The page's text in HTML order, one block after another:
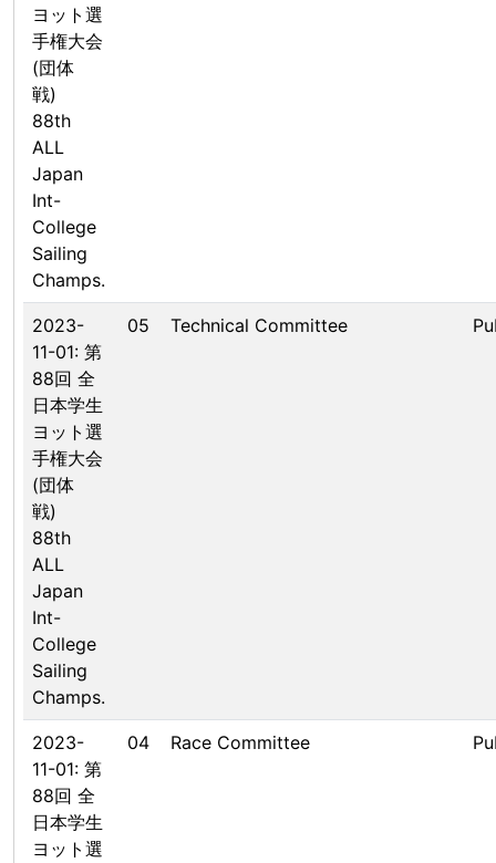
ヨット選
手権大会
(団体
戦)
88th
ALL
Japan
Int-
College
Sailing
Champs.
2023-
11-01: 第
88回 全
日本学生
ヨット選
手権大会
(団体
戦)
88th
ALL
Japan
Int-
College
Sailing
Champs.
05 Technical Committee
2023-
11-01: 第
88回 全
日本学生
ヨット選
04 Race Committee